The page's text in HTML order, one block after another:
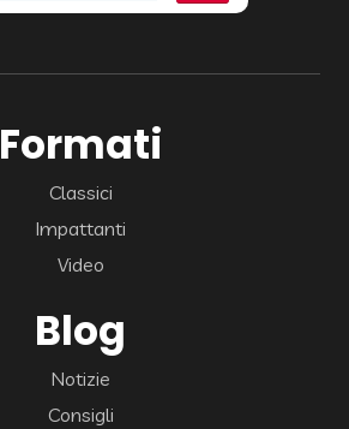
Formati
Classici
Impattanti
Video
Blog
Notizie
Consigli